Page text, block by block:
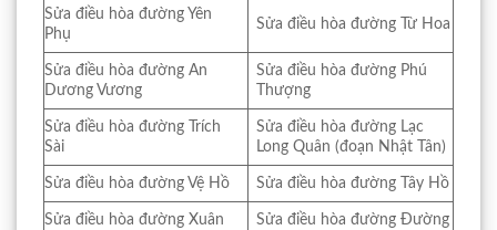
Sửa điều hòa đường Yên
Phụ
Sửa điều hòa đường Từ Hoa
Sửa điều hòa đường An
Dương Vương
Sửa điều hòa đường Phú
Thượng
Sửa điều hòa đường Trích
Sài
Sửa điều hòa đường Lạc
Long Quân (đoạn Nhật Tân)
Sửa điều hòa đường Vệ Hồ Sửa điều hòa đường Tây Hồ
Sửa điều hòa đường Xuân
Sửa điều hòa đường Đường